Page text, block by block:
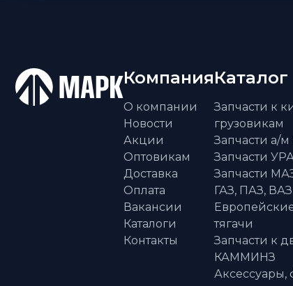
Компания
О компании
Новости
Акции
Оптовикам
Доставка
Оплата
Вакансии
Каталоги
Контакты
Каталог
Запчасти к
грузовикам
Запчасти а/
Запчасти
Запчасти
ГАЗ, ПАЗ, ВАЗ
тягачи
Запчасти к
КАММИНЗ
Аксессуары,